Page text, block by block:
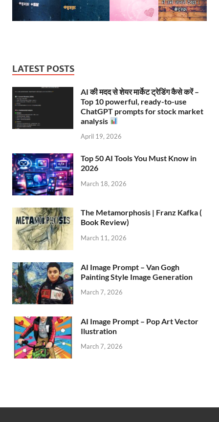
LATEST POSTS
AI की मदद से शेयर मार्केट ट्रेडिंग कैसे करें –
Top 10 powerful, ready-to-use
ChatGPT prompts for stock market
analysis
April 19, 2026
Top 50 AI Tools You Must Know in
2026
March 18, 2026
The Metamorphosis | Franz Kafka (
Book Review)
March 11, 2026
AI Image Prompt – Van Gogh
Painting Style Image Generation
March 7, 2026
AI Image Prompt – Pop Art Vector
Ilustration
March 7, 2026